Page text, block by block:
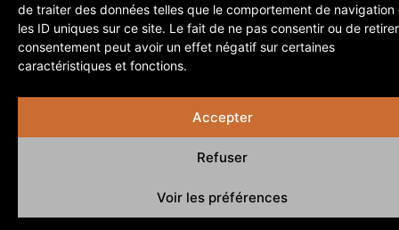
de traiter des données telles que le comportement de navigation
les ID uniques sur ce site. Le fait de ne pas consentir ou de
consentement peut avoir un effet négatif sur certaines
caractéristiques et fonctions.
Accepter
Refuser
Voir les préférences